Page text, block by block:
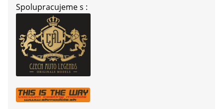
Spolupracujeme s :